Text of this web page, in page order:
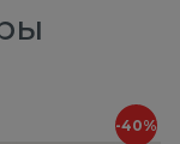
-40%